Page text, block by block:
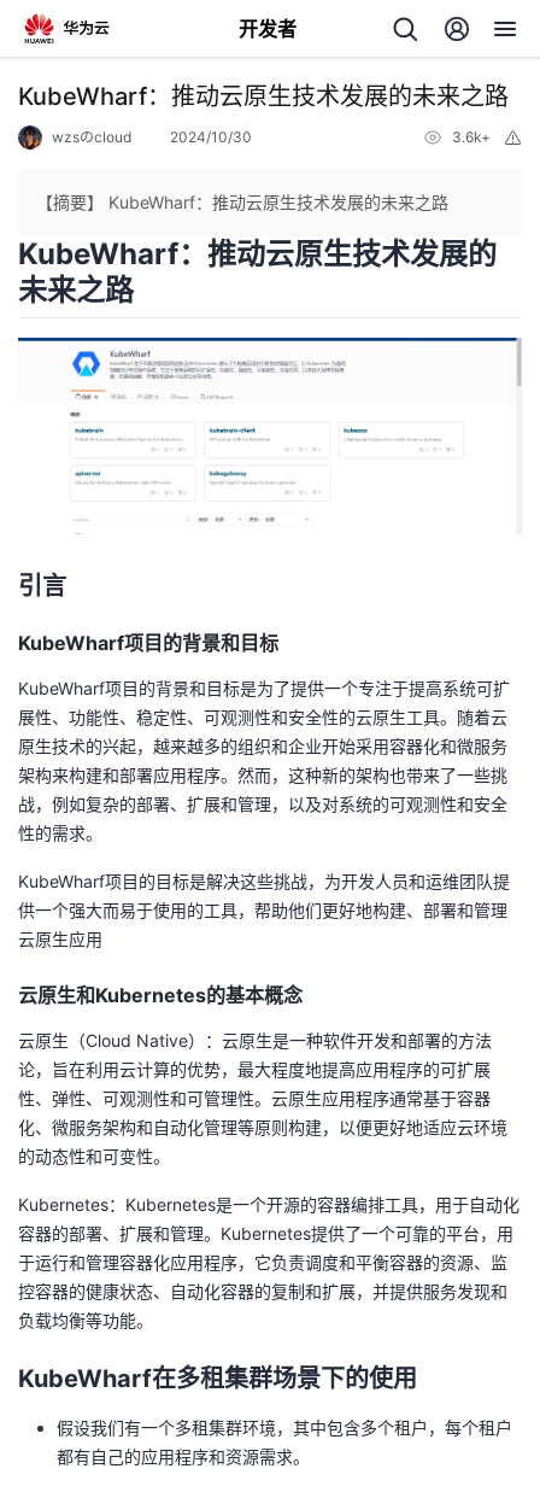
开发者
返
个
人
我
者
我
的
博
客
我
的
论
坛
我
的
圈
子
我
的
直
播
我
的
活
动
我
的
关
注
我
的
开
发
者
学
的
我
我
的
Programs
我
的
支
持
技
的
KubeWharf：推动云原生技术发展的未来之路
wzsのcloud 2024/10/30 3.6k+
【摘要】 KubeWharf：推动云原生技术发展的未来之路
KubeWharf：推动云原生技术发展的
未来之路
引言
KubeWharf项目的背景和目标
KubeWharf项目的背景和目标是为了提供一个专注于提高系统可扩
展性、功能性、稳定性、可观测性和安全性的云原生工具。随着云
原生技术的兴起，越来越多的组织和企业开始采用容器化和微服务
架构来构建和部署应用程序。然而，这种新的架构也带来了一些挑
战，例如复杂的部署、扩展和管理，以及对系统的可观测性和安全
性的需求。
KubeWharf项目的目标是解决这些挑战，为开发人员和运维团队提
供一个强大而易于使用的工具，帮助他们更好地构建、部署和管理
云原生应用
云原生和Kubernetes的基本概念
云原生（Cloud Native）：云原生是一种软件开发和部署的方法
论，旨在利用云计算的优势，最大程度地提高应用程序的可扩展
性、弹性、可观测性和可管理性。云原生应用程序通常基于容器
化、微服务架构和自动化管理等原则构建，以便更好地适应云环境
的动态性和可变性。
Kubernetes：Kubernetes是一个开源的容器编排工具，用于自动化
容器的部署、扩展和管理。Kubernetes提供了一个可靠的平台，用
于运行和管理容器化应用程序，它负责调度和平衡容器的资源、监
控容器的健康状态、自动化容器的复制和扩展，并提供服务发现和
负载均衡等功能。
KubeWharf在多租集群场景下的使用
假设我们有一个多租集群环境，其中包含多个租户，每个租户
都有自己的应用程序和资源需求。